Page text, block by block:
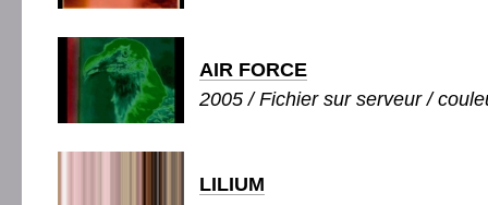
AIR FORCE
2005 / Fichier sur serveur /
LILIUM